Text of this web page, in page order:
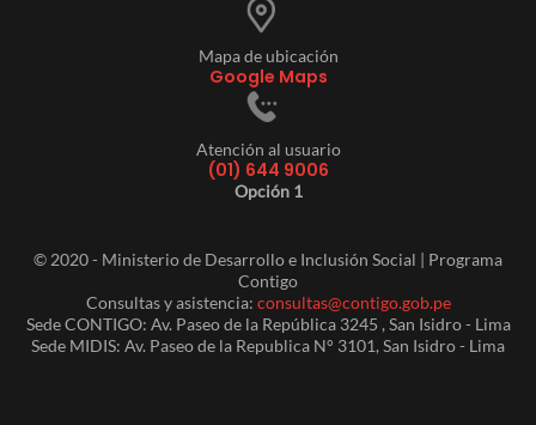
Mapa de ubicación
Google Maps
Atención al usuario
(01) 644 9006
Opción 1
© 2020 - Ministerio de Desarrollo e Inclusión Social | Programa
Contigo
Consultas y asistencia: consultas@contigo.gob.pe
Sede CONTIGO: Av. Paseo de la República 3245 , San Isidro - Lima
Sede MIDIS: Av. Paseo de la Republica N° 3101, San Isidro - Lima